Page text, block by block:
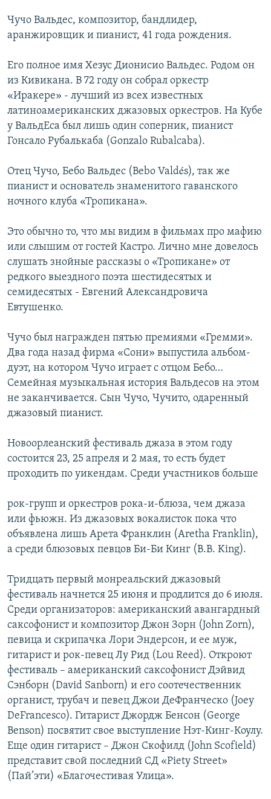
Чучо Вальдес, композитор, бандлидер,
аранжировщик и пианист, 41 года рождения.
Его полное имя Хезус Дионисио Вальдес. Родом он
из Кивикана. В 72 году он собрал оркестр
«Иракере» - лучший из всех известных
латиноамериканских джазовых оркестров. На Кубе
у ВальдЕса был лишь один соперник, пианист
Гонсало Рубалькаба (Gonzalo Rubalcaba).
Отец Чучо, Бебо Вальдес (Bebo Valdés), так же
пианист и основатель знаменитого гаванского
ночного клуба «Тропикана».
Это обычно то, что мы видим в фильмах про мафию
или слышим от гостей Кастро. Лично мне довелось
слушать знойные рассказы о «Тропикане» от
редкого выездного поэта шестидесятых и
семидесятых - Евгений Александровича
Евтушенко.
Чучо был награжден пятью премиями «Гремми».
Два года назад фирма «Сони» выпустила альбом-
дуэт, на котором Чучо играет с отцом Бебо…
Семейная музыкальная история Вальдесов на этом
не заканчивается. Сын Чучо, Чучито, одаренный
джазовый пианист.
Новоорлеанский фестиваль джаза в этом году
состоится 23, 25 апреля и 2 мая, то есть будет
проходить по уикендам. Среди участников больше
рок-групп и оркестров рока-и-блюза, чем джаза
или фьюжн. Из джазовых вокалисток пока что
объявлена лишь Арета Франклин (Aretha Franklin),
а среди блюзовых певцов Би-Би Кинг (B.B. King).
Тридцать первый монреальский джазовый
фестиваль начнется 25 июня и продлится до 6 июля.
Среди организаторов: американский авангардный
саксофонист и композитор Джон Зорн (John Zorn),
певица и скрипачка Лори Эндерсон, и ее муж,
гитарист и рок-певец Лу Рид (Lou Reed). Откроют
фестиваль – американский саксофонист Дэйвид
Сэнборн (David Sanborn) и его соотечественник
органист, трубач и певец Джои ДеФранческо (Joey
DeFrancesco). Гитарист Джордж Бенсон (George
Benson) посвятит свое выступление Нэт-Кинг-Коулу.
Еще один гитарист – Джон Скофилд (John Scofield)
представит свой последний СД «Piety Street»
(Пай’эти) «Благочестивая Улица».